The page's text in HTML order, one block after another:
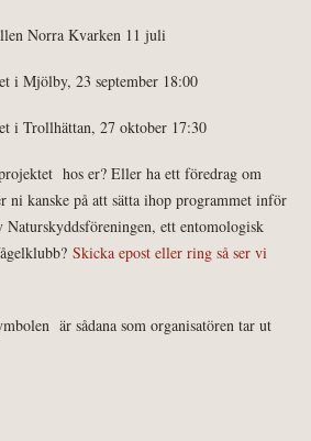
Norra Kvarken 11 juli
i Mjölby, 23 september 18:00
i Trollhättan, 27 oktober 17:30
hos er? Eller ha ett föredrag om
kanske på att sätta ihop programmet inför
Naturskyddsföreningen, ett entomologisk
Skicka epost eller ring så ser vi
är sådana som organisatören tar ut